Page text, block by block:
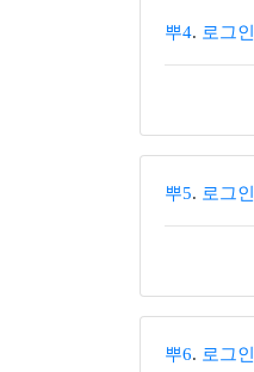
뿌4. 로그인
뿌5. 로그인
뿌6. 로그인